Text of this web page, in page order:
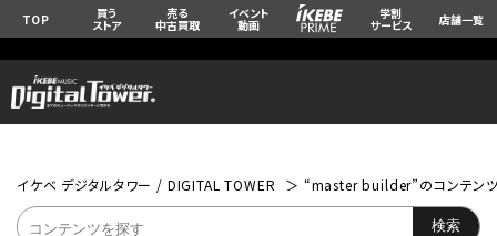
TOP 買う
ストア
売る
中古買取
イベント
動画
学割
サービス 店舗一覧
イケベ デジタルタワー / DIGITAL TOWER “master builder”のコンテン